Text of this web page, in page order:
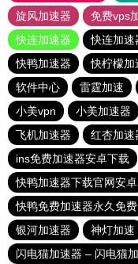
旋风加速器
免费vps
快连加速器
快连加速
快鸭加速器
快柠檬加
软件中心
雷霆加速
小美vpn
小美加速器
飞机加速器
红杏加速
ins免费加速器安卓下载
快鸭加速器下载官网安卓
快鸭免费加速器永久免费
银河加速器
神灯加速
闪电猫加速器 – 闪电猫